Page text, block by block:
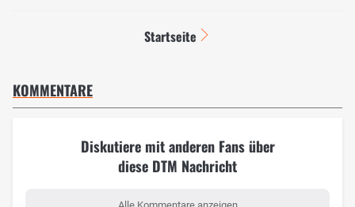
Startseite
KOMMENTARE
Diskutiere mit anderen Fans über
diese DTM Nachricht